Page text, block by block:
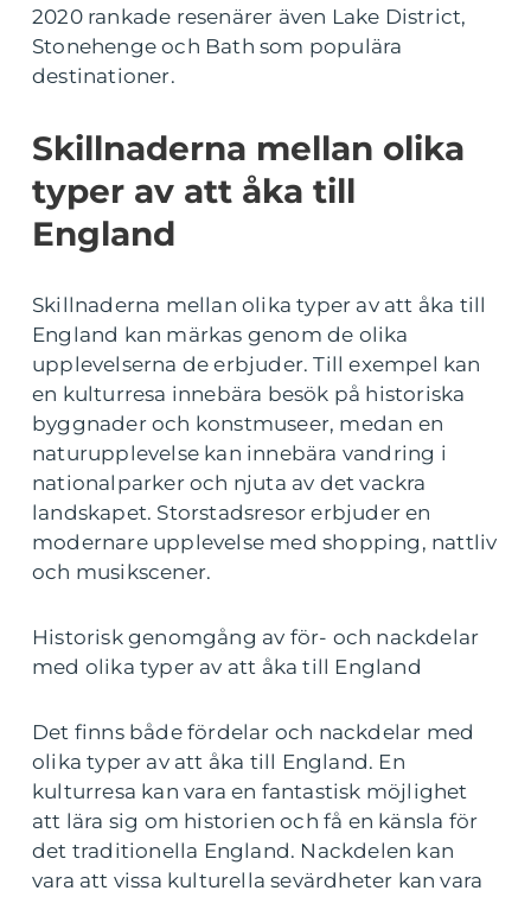
2020 rankade resenärer även Lake District,
Stonehenge och Bath som populära
destinationer.
Skillnaderna mellan olika
typer av att åka till
England
Skillnaderna mellan olika typer av att åka till
England kan märkas genom de olika
upplevelserna de erbjuder. Till exempel kan
en kulturresa innebära besök på historiska
byggnader och konstmuseer, medan en
naturupplevelse kan innebära vandring i
nationalparker och njuta av det vackra
landskapet. Storstadsresor erbjuder en
modernare upplevelse med shopping, nattliv
och musikscener.
Historisk genomgång av för- och nackdelar
med olika typer av att åka till England
Det finns både fördelar och nackdelar med
olika typer av att åka till England. En
kulturresa kan vara en fantastisk möjlighet
att lära sig om historien och få en känsla för
det traditionella England. Nackdelen kan
vara att vissa kulturella sevärdheter kan vara